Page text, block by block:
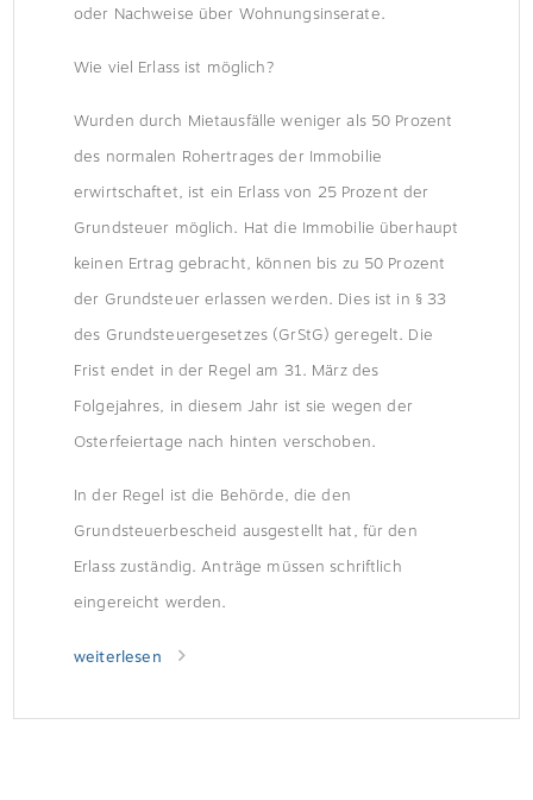
oder Nachweise über Wohnungsinserate.
Wie viel Erlass ist möglich?
Wurden durch Mietausfälle weniger als 50 Prozent
des normalen Rohertrages der Immobilie
erwirtschaftet, ist ein Erlass von 25 Prozent der
Grundsteuer möglich. Hat die Immobilie überhaupt
keinen Ertrag gebracht, können bis zu 50 Prozent
der Grundsteuer erlassen werden. Dies ist in § 33
des Grundsteuergesetzes (GrStG) geregelt. Die
Frist endet in der Regel am 31. März des
Folgejahres, in diesem Jahr ist sie wegen der
Osterfeiertage nach hinten verschoben.
In der Regel ist die Behörde, die den
Grundsteuerbescheid ausgestellt hat, für den
Erlass zuständig. Anträge müssen schriftlich
eingereicht werden.
weiterlesen